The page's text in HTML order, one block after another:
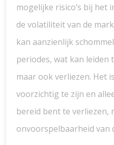
mogelijke risico’s bij het
de volatiliteit van de
kan aanzienlijk
periodes, wat kan
maar ook verliezen. Het
voorzichtig te zijn en
bereid bent te verliezen,
onvoorspelbaarheid van